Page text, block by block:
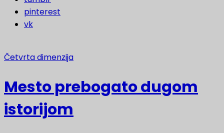
pinterest
vk
Četvrta dimenzija
Mesto prebogato dugom
istorijom